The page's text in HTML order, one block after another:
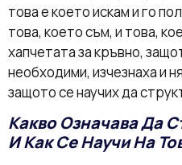
това е което искам и го
това, което съм, и това,
хапчетата за кръвно,
необходими, изчезнаха и
защото се научих да
Какво Означава Да
И Как Се Научи На